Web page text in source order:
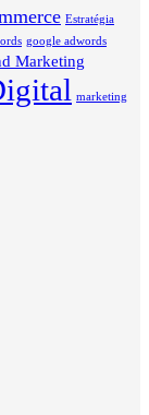
Estratégia
google adwords
Marketing
marketing